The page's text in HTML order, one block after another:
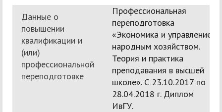
Данные о
повышении
квалификации и
(или)
профессиональной
переподготовке
Профессиональная
переподготовка
«Экономика и управление
народным хозяйством.
Теория и практика
преподавания в высшей
школе». С 23.10.2017 по
28.04.2018 г. Диплом
ИвГУ.